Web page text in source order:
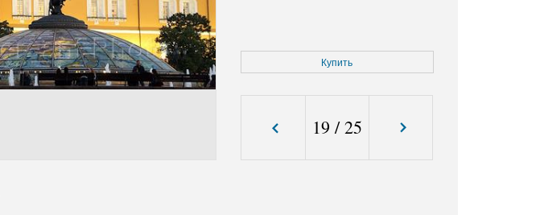
Купить
19 /25